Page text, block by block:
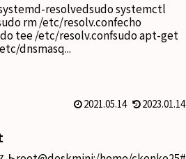
resolvedsudo systemctl
rm /etc/resolv.confecho
tee /etc/resolv.confsudo apt-get
dnsmasq...
2021.05.14 2023.01.14